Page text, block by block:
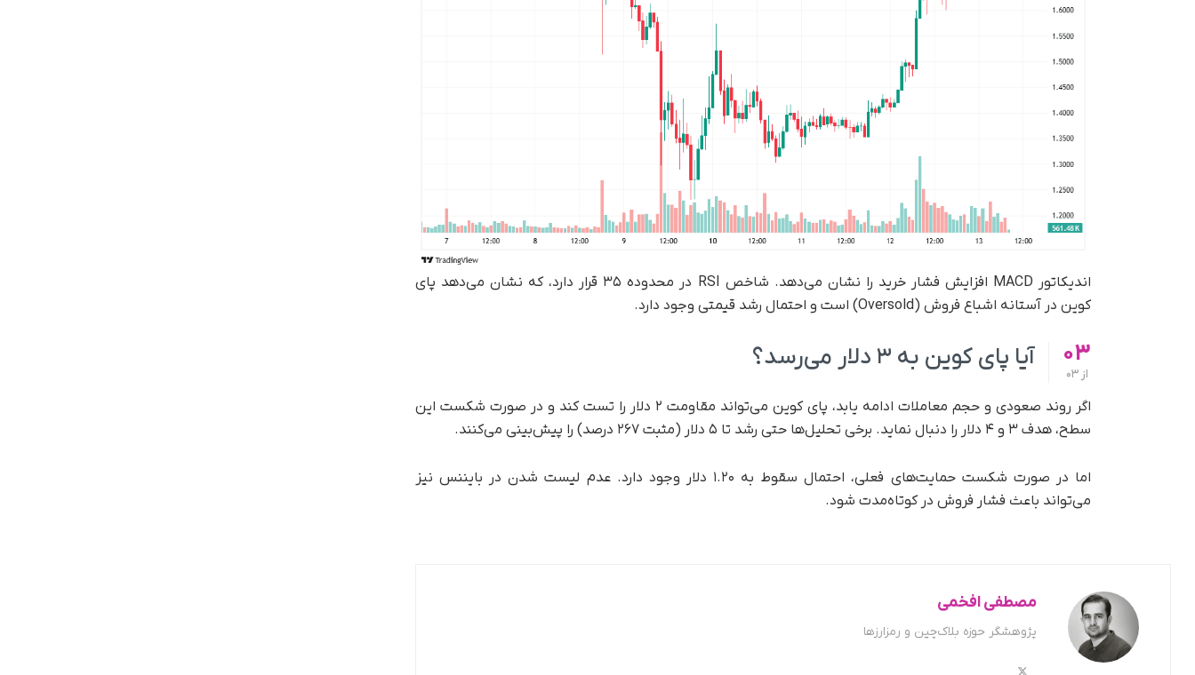
اندیکاتور MACD افزایش فشار خرید را نشان می‌دهد. شاخص RSI در محدوده ۳۵ قرار دارد، که نشان می‌دهد پای
کوین در آستانه اشباع فروش (Oversold) است و احتمال رشد قیمتی وجود دارد.
03
از 03
آیا پای کوین به ۳ دلار می‌رسد؟
اگر روند صعودی و حجم معاملات ادامه یابد، پای کوین می‌تواند مقاومت ۲ دلار را تست کند و در صورت شکست این
سطح، هدف ۳ و ۴ دلار را دنبال نماید. برخی تحلیل‌ها حتی رشد تا ۵ دلار (مثبت ۲۶۷ درصد) را پیش‌بینی می‌کنند.
اما در صورت شکست حمایت‌های فعلی، احتمال سقوط به ۱.۲۰ دلار وجود دارد. عدم لیست شدن در بایننس نیز
می‌تواند باعث فشار فروش در کوتاه‌مدت شود.
مصطفی افخمی
پژوهشگر حوزه بلاک‌چین و رمزارزها